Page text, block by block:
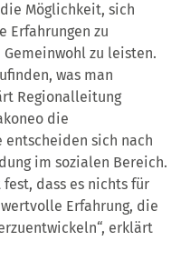
Möglichkeit, sich
Erfahrungen zu
zu leisten.
was man
Regionalleitung
die
sich nach
im sozialen Bereich.
dass es nichts für
Erfahrung, die
erklärt